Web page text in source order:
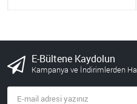
E-Bültene Kaydolun
Kampanya ve İndirimlerden